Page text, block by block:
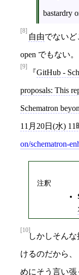
bastardry
[8]
自由でない
open でもない。
[9]
GitHub -
proposals: This
Schematron
11月20日(水) 11
on/schematron-
注釈
[10]
しかしそんな
けるのだから、
めにそう言い張